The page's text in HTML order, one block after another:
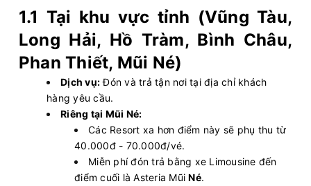
Giá vé:230.000 Còn trống:8 Chọn mua
12:4610/08/2026 10/08
Bình Châu (Vũng
Tàu)
Văn phòng Quận
Vie Limousine Limousine 9 chỗ
450.000 Còn trống:1 Chọn mua
1.1 Tại khu vực tỉnh (Vũng Tàu,
Long Hải, Hồ Tràm, Bình Châu,
Phan Thiết, Mũi Né)
Dịch vụ:Đón và trả tận nơi tại địa chỉ khách
hàng yêu cầu.
Riêng tại Mũi Né:
Các Resort xa hơn điểm này sẽ phụ thu từ
40.000đ - 70.000đ/vé.
Miễn phí đón trả bằng xe Limousine đến
điểm cuối là Asteria MũiNé.